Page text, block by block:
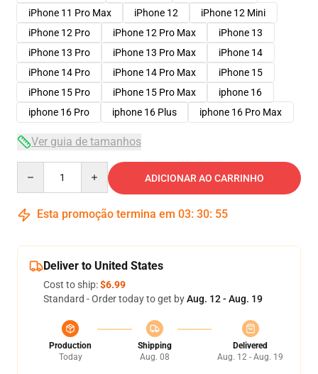
iPhone 11 Pro Max
iPhone 12
iPhone 12 Mini
iPhone 12 Pro
iPhone 12 Pro Max
iPhone 13
iPhone 13 Pro
iPhone 13 Pro Max
iPhone 14
iPhone 14 Pro
iPhone 14 Pro Max
iPhone 15
iPhone 15 Pro
iPhone 15 Pro Max
iphone 16
iphone 16 Pro
iphone 16 Plus iphone 16 Pro Max
Ver guia de tamanhos
ADICIONAR AO CARRINHO
Esta promoção termina em 03: 30: 54
Deliver to United States
Cost to ship:$6.99
Standard - Order today to get byAug. 12 - Aug. 19
Production
Today
Shipping
Aug. 08
Delivered
Aug. 12 - Aug. 19